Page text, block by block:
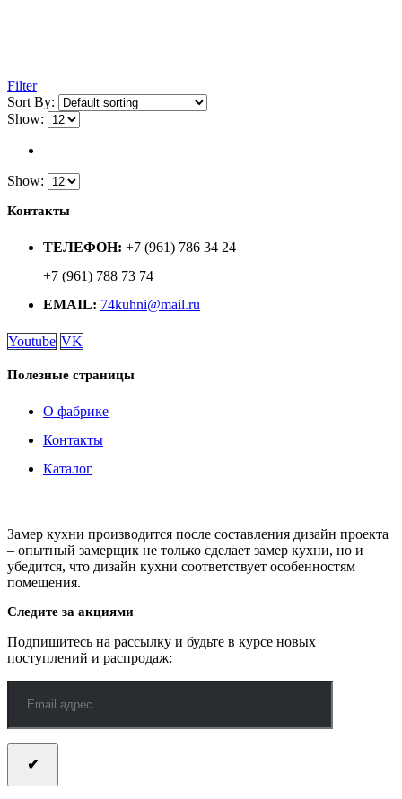
Filter
Sort By:
Show:
Show:
Контакты
ТЕЛЕФОН: +7 (961) 786 34 24
+7 (961) 788 73 74
EMAIL: 74kuhni@mail.ru
Youtube VK
Полезные страницы
О фабрике
Контакты
Каталог
Замер кухни производится после составления дизайн проекта
– опытный замерщик не только сделает замер кухни, но и
убедится, что дизайн кухни соответствует особенностям
помещения.
Следите за акциями
Подпишитесь на рассылку и будьте в курсе новых
поступлений и распродаж: